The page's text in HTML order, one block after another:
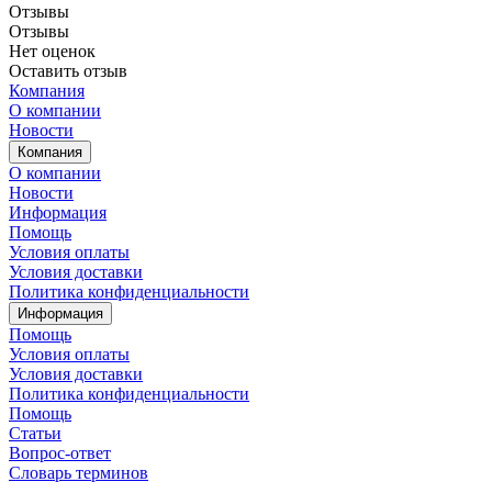
Отзывы
Отзывы
Нет оценок
Оставить отзыв
Компания
О компании
Новости
Компания
О компании
Новости
Информация
Помощь
Условия оплаты
Условия доставки
Политика конфиденциальности
Информация
Помощь
Условия оплаты
Условия доставки
Политика конфиденциальности
Помощь
Статьи
Вопрос-ответ
Словарь терминов